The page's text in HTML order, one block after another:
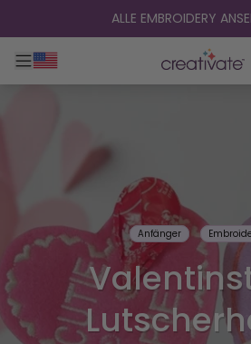
zum Inhalt springenALLE EMBROIDERY
Hauptnavigation umklappen
Anfänger